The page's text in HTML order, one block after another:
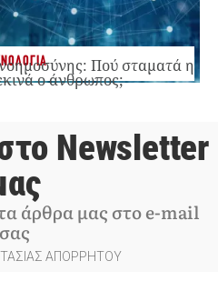
Πού σταματά η
ο άνθρωπος;
Newsletter
άρθρα μας στο e-mail
σας
ΑΠΟΡΡΗΤΟΥ